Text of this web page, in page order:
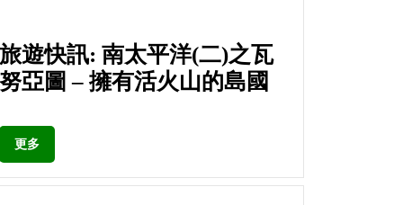
旅遊快訊: 南太平洋(二)之瓦
努亞圖 – 擁有活火山的島國
更多